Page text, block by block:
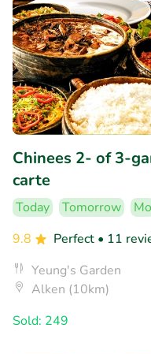
Chinees 2- of 3-
carte
Today Tomorrow Mo
9.8
Perfect • 11
Yeung's Garden
Alken (10km)
Sold: 249